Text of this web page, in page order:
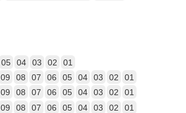
05 04 03 02 01
09 08 07 06 05 04 03 02 01
09 08 07 06 05 04 03 02 01
09 08 07 06 05 04 03 02
01